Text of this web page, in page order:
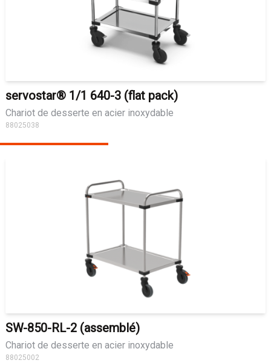
servostar® 1/1 640-3 (flat pack)
Chariot de desserte en acier inoxydable
88025038
SW-850-RL-2 (assemblé)
Chariot de desserte en acier inoxydable
88025002